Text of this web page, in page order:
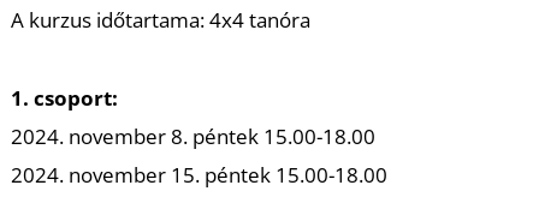
A kurzus időtartama: 4x4 tanóra
1. csoport:
2024. november 8. péntek 15.00-18.00
2024. november 15. péntek 15.00-18.00